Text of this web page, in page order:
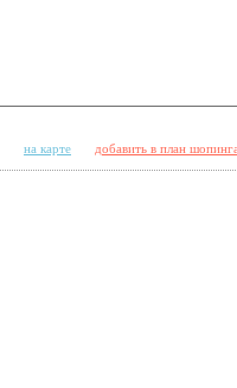
на карте добавить в план